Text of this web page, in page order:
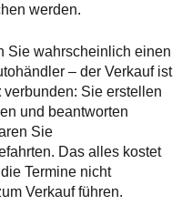
werden.
Sie wahrscheinlich einen
– der Verkauf ist
verbunden: Sie erstellen
und beantworten
Sie
Das alles kostet
Termine nicht
Verkauf führen.